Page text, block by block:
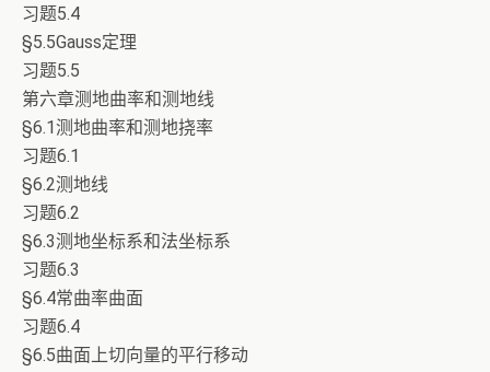
习题5.4
§5.5Gauss定理
习题5.5
第六章测地曲率和测地线
§6.1测地曲率和测地挠率
习题6.1
§6.2测地线
习题6.2
§6.3测地坐标系和法坐标系
习题6.3
§6.4常曲率曲面
习题6.4
§6.5曲面上切向量的平行移动